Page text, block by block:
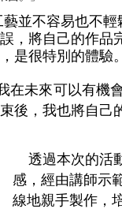
，將自己的作品
是很特別的體驗
在未來可以有機
後，我也將自己
透過本次的活
感，經由講師示
線地親手製作，